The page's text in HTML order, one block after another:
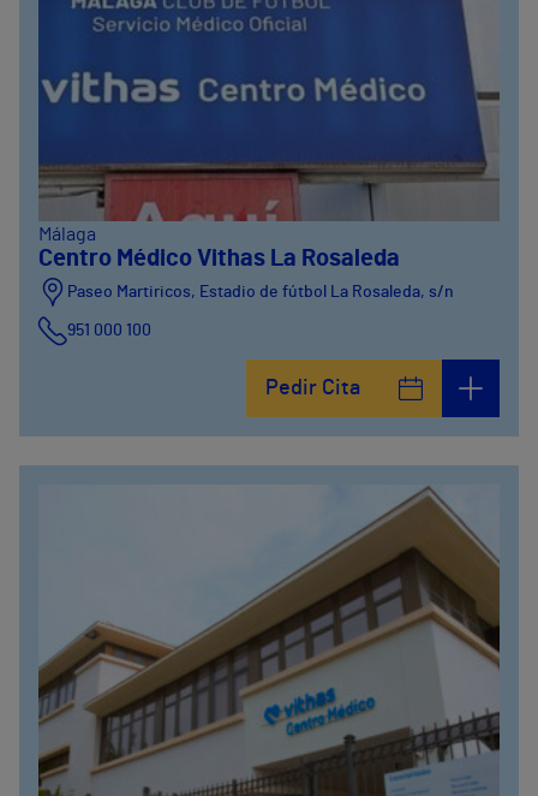
Málaga
Centro Médico Vithas La Rosaleda
Paseo Martiricos, Estadio de fútbol La Rosaleda, s/n
951 000 100
Pedir Cita